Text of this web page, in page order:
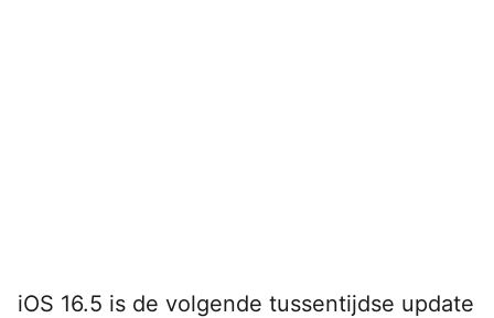
iOS 16.5 is de volgende tussentijdse update